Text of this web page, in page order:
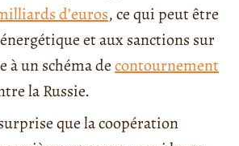
d’euros, ce qui peut être
et aux sanctions sur
à un schéma decontournement
la Russie.
que la coopération